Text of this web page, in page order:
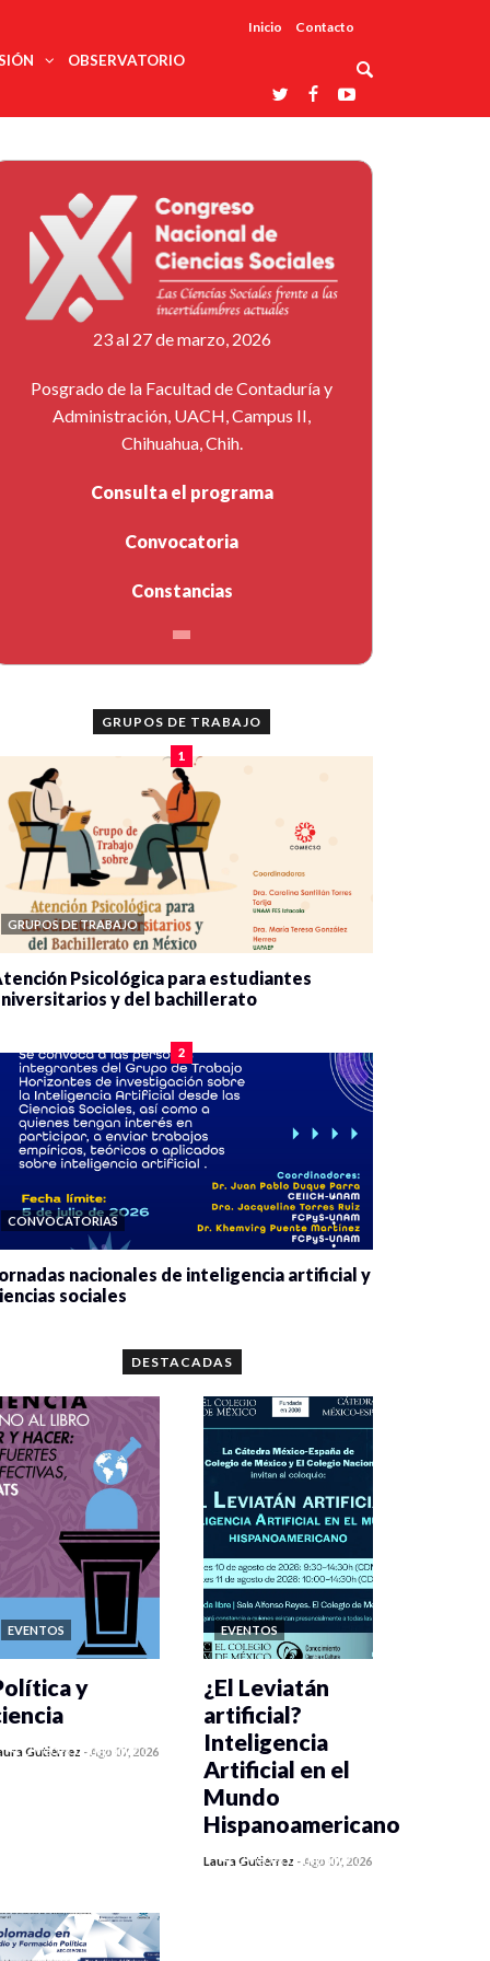
Inicio Contacto
ciencias
profesionales
trabajo
Redes
temáticas
Laboratorios
nacionales
Entidades
afines
Reconoce
La UDUALC
A La
Universidad
De México
En Su 475
Aniversario
OBSERVATORIO
23 al 27 de marzo, 2026
Posgrado de la Facultad de Contaduría y
Administración, UACH, Campus II,
Chihuahua, Chih.
Consulta el programa
Convocatoria
Constancias
GRUPOS DE TRABAJO
1
GRUPOS DE TRABAJO
Psicológica para estudiantes
y del bachillerato
2
CONVOCATORIAS
nacionales de inteligencia artificial y
sociales
DESTACADAS
EVENTOS
0 veces compartido
y
Gutiérrez -Ago 07, 2026
EVENTOS
0 veces compartido
¿El Leviatán
artificial?
Inteligencia
Artificial en el
Mundo
Hispanoamericano
Laura Gutiérrez -Ago 07, 2026